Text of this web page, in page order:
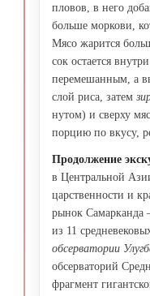
пловов, в него
больше моркови,
Мясо жарится
сок остается
перемешанным, а
слой риса, затем
нутом) и сверху
порцию по вкусу,
Продолжение
в Центральной
царственности и
рынок Самарканда
из 11
обсерватории
обсерваторий
фрагмент